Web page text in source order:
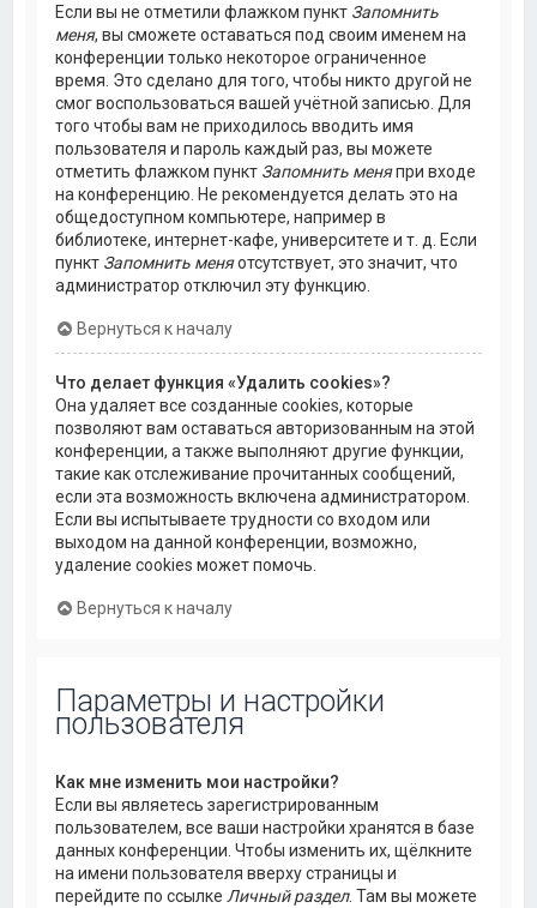
Если вы не отметили флажком пункт Запомнить
меня, вы сможете оставаться под своим именем на
конференции только некоторое ограниченное
время. Это сделано для того, чтобы никто другой не
смог воспользоваться вашей учётной записью. Для
того чтобы вам не приходилось вводить имя
пользователя и пароль каждый раз, вы можете
отметить флажком пункт Запомнить меняпри входе
на конференцию. Не рекомендуется делать это на
общедоступном компьютере, например в
библиотеке, интернет-кафе, университете и т. д. Если
пункт Запомнить меняотсутствует, это значит, что
администратор отключил эту функцию.
Вернуться к началу
Что делает функция «Удалить cookies»?
Она удаляет все созданные cookies, которые
позволяют вам оставаться авторизованным на этой
конференции, а также выполняют другие функции,
такие как отслеживание прочитанных сообщений,
если эта возможность включена администратором.
Если вы испытываете трудности со входом или
выходом на данной конференции, возможно,
удаление cookies может помочь.
Вернуться к началу
Параметры и настройки
пользователя
Как мне изменить мои настройки?
Если вы являетесь зарегистрированным
пользователем, все ваши настройки хранятся в базе
данных конференции. Чтобы изменить их, щёлкните
на имени пользователя вверху страницы и
перейдите по ссылке Личный раздел. Там вы можете